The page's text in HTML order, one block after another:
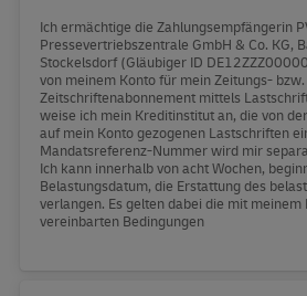
Ich ermächtige die Zahlungsempfängerin
Pressevertriebszentrale GmbH & Co. KG,
Stockelsdorf (Gläubiger ID
von meinem Konto für mein Zeitungs- bzw.
Zeitschriftenabonnement mittels
weise ich mein Kreditinstitut an, die von
auf mein Konto gezogenen Lastschriften
Mandatsreferenz-Nummer wird mir
Ich kann innerhalb von acht Wochen,
Belastungsdatum, die Erstattung des
verlangen. Es gelten dabei die mit
vereinbarten Bedingungen